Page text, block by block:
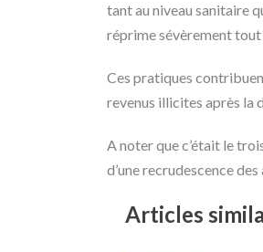
tant au niveau sanitaire
réprime sévèrement tout
Ces pratiques
revenus illicites après la
A noter que c’était le
d’une recrudescence
Articles